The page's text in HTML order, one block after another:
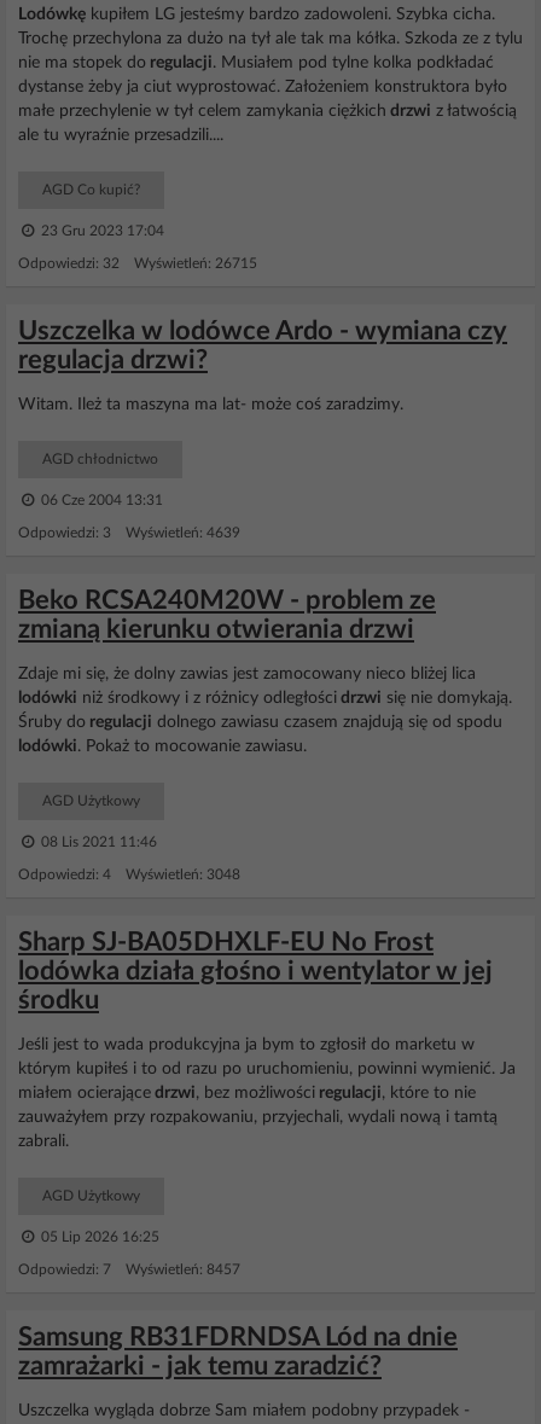
Lodówkę kupiłem LG jesteśmy bardzo zadowoleni. Szybka cicha.
Trochę przechylona za dużo na tył ale tak ma kółka. Szkoda ze z tylu
nie ma stopek do regulacji. Musiałem pod tylne kolka podkładać
dystanse żeby ja ciut wyprostować. Założeniem konstruktora było
małe przechylenie w tył celem zamykania ciężkich drzwi z łatwością
ale tu wyraźnie przesadzili....
AGD Co kupić?
23 Gru 2023 17:04
Odpowiedzi: 32 Wyświetleń: 26715
Uszczelka w lodówce Ardo - wymiana czy
regulacja drzwi?
Witam. Ileż ta maszyna ma lat- może coś zaradzimy.
AGD chłodnictwo
06 Cze 2004 13:31
Odpowiedzi: 3 Wyświetleń: 4639
Beko RCSA240M20W - problem ze
zmianą kierunku otwierania drzwi
Zdaje mi się, że dolny zawias jest zamocowany nieco bliżej lica
lodówki niż środkowy i z różnicy odległości drzwi się nie domykają.
Śruby do regulacji dolnego zawiasu czasem znajdują się od spodu
lodówki. Pokaż to mocowanie zawiasu.
AGD Użytkowy
08 Lis 2021 11:46
Odpowiedzi: 4 Wyświetleń: 3048
Sharp SJ-BA05DHXLF-EU No Frost
lodówka działa głośno i wentylator w jej
środku
Jeśli jest to wada produkcyjna ja bym to zgłosił do marketu w
którym kupiłeś i to od razu po uruchomieniu, powinni wymienić. Ja
miałem ocierające drzwi, bez możliwości regulacji, które to nie
zauważyłem przy rozpakowaniu, przyjechali, wydali nową i tamtą
zabrali.
AGD Użytkowy
05 Lip 2026 16:25
Odpowiedzi: 7 Wyświetleń: 8457
Samsung RB31FDRNDSA Lód na dnie
zamrażarki - jak temu zaradzić?
Uszczelka wygląda dobrze Sam miałem podobny przypadek -